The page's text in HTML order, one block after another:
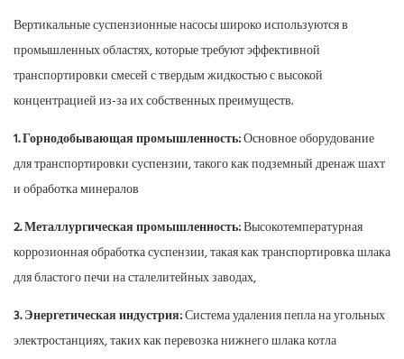
Вертикальные суспензионные насосы широко используются в
промышленных областях, которые требуют эффективной
транспортировки смесей с твердым жидкостью с высокой
концентрацией из-за их собственных преимуществ.
1. Горнодобывающая промышленность:Основное оборудование
для транспортировки суспензии, такого как подземный дренаж шахт
и обработка минералов
2. Металлургическая промышленность:Высокотемпературная
коррозионная обработка суспензии, такая как транспортировка шлака
для бластого печи на сталелитейных заводах,
3. Энергетическая индустрия:Система удаления пепла на угольных
электростанциях, таких как перевозка нижнего шлака котла